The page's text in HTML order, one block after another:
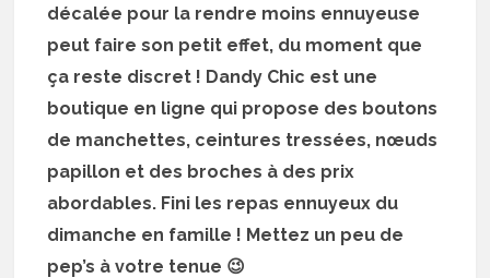
décalée pour la rendre moins ennuyeuse
peut faire son petit effet, du moment que
ça reste discret ! Dandy Chic est une
boutique en ligne qui propose des boutons
de manchettes, ceintures tressées, nœuds
papillon et des broches à des prix
abordables. Fini les repas ennuyeux du
dimanche en famille ! Mettez un peu de
pep’s à votre tenue 😉